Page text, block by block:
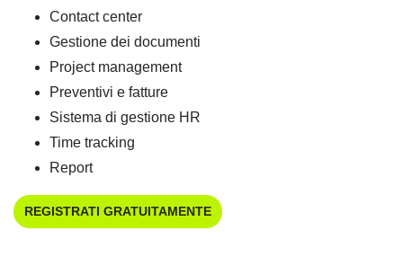
Contact center
Gestione dei documenti
Project management
Preventivi e fatture
Sistema di gestione HR
Time tracking
Report
REGISTRATI GRATUITAMENTE